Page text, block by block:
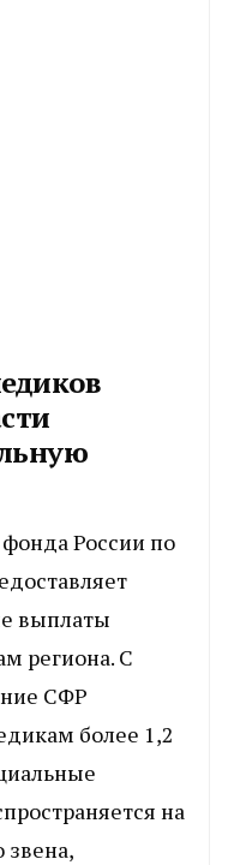
России по
выплаты
региона. С
СФР
более 1,2
на
звена,